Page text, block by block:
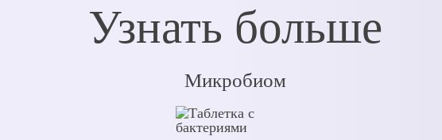
Узнать больше
Микробиом